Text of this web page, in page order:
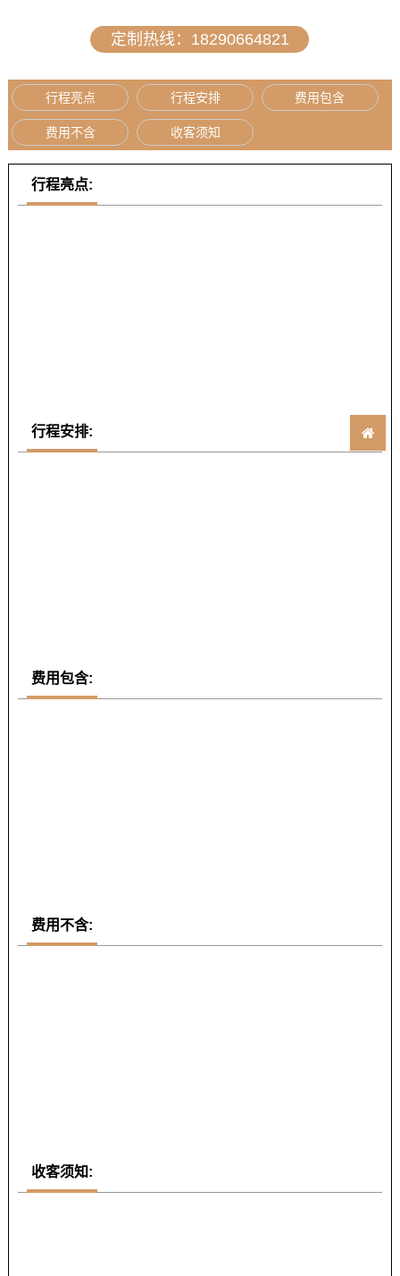
定制热线：18290664821
行程亮点 行程安排 费用包含
费用不含 收客须知
行程亮点:
行程安排:
费用包含:
费用不含:
收客须知: